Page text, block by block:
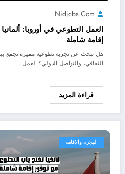
Nidjobs.com
العمل التطوعي في أوروبا:
إقامة شاملة
هل تبحث عن تجربة تطوعية مميزة تجمع بين
الثقافي، والتواصل الدولي؟ العمل…
قراءة المزيد
الهجرة والإقامة